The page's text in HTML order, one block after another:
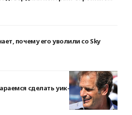
почему его уволили со Sky
сделать уик-энд